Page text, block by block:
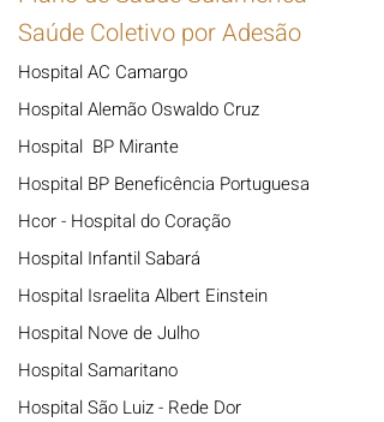
Saúde Coletivo por Adesão
Hospital AC Camargo
Hospital Alemão Oswaldo Cruz
Hospital BP Mirante
Hospital BP Beneficência Portuguesa
Hcor - Hospital do Coração
Hospital Infantil Sabará
Hospital Israelita Albert Einstein
Hospital Nove de Julho
Hospital Samaritano
Hospital São Luiz - Rede Dor